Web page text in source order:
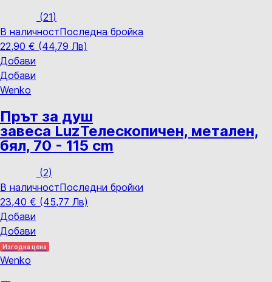
(21)
В наличностПоследна бройка
22,90 € (44,79 Лв)
Добави
Добави
Wenko
Прът за душ
завеса LuzТелескопичен, метален,
бял, 70 - 115 cm
(2)
В наличностПоследни бройки
23,40 € (45,77 Лв)
Добави
Добави
Изгодна цена
Wenko